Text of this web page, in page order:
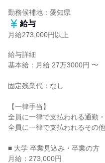
勤務候補地：愛知県
給与
月給273,000円以上
給与詳細
基本給：月給 27万3000円 〜
固定残業代：なし
【一律手当】
全員に一律で支払われる通勤
全員に一律で支払われるその
■ 大学 卒業見込み・卒業の方
月給：273,000円